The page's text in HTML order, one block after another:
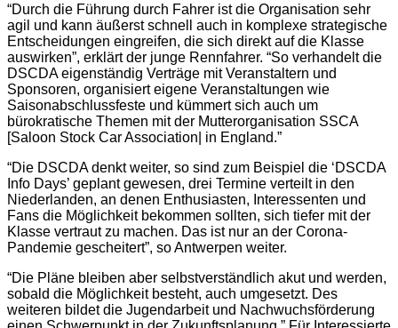
“Durch die Führung durch Fahrer ist die Organisation sehr
agil und kann äußerst schnell auch in komplexe strategische
Entscheidungen eingreifen, die sich direkt auf die Klasse
auswirken”, erklärt der junge Rennfahrer. “So verhandelt die
DSCDA eigenständig Verträge mit Veranstaltern und
Sponsoren, organisiert eigene Veranstaltungen wie
Saisonabschlussfeste und kümmert sich auch um
bürokratische Themen mit der Mutterorganisation SSCA
[Saloon Stock Car Association| in England.”
“Die DSCDA denkt weiter, so sind zum Beispiel die ‘DSCDA
Info Days’ geplant gewesen, drei Termine verteilt in den
Niederlanden, an denen Enthusiasten, Interessenten und
Fans die Möglichkeit bekommen sollten, sich tiefer mit der
Klasse vertraut zu machen. Das ist nur an der Corona-
Pandemie gescheitert”, so Antwerpen weiter.
“Die Pläne bleiben aber selbstverständlich akut und werden,
sobald die Möglichkeit besteht, auch umgesetzt. Des
weiteren bildet die Jugendarbeit und Nachwuchsförderung